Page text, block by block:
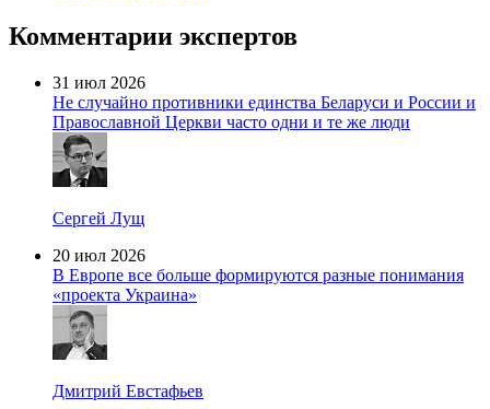
Комментарии экспертов
31 июл 2026
Не случайно противники единства Беларуси и России и
Православной Церкви часто одни и те же люди
Сергей Лущ
20 июл 2026
В Европе все больше формируются разные понимания
«проекта Украина»
Дмитрий Евстафьев